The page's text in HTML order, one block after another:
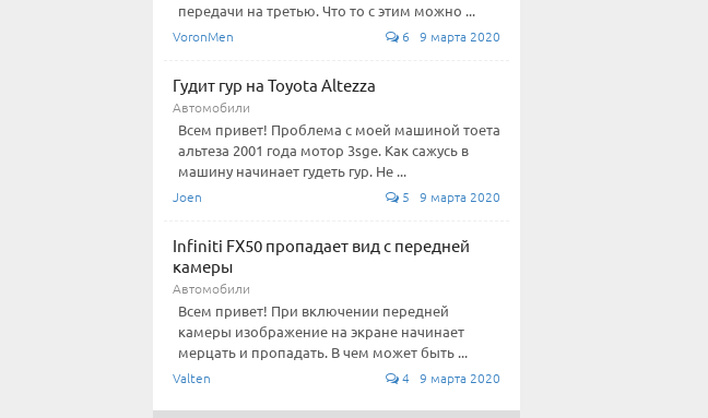
передачи на третью. Что то с этим можно ...
VoronMen 6 9 марта 2020
Гудит гур на Toyota Altezza
Автомобили
Всем привет! Проблема с моей машиной тоета
альтеза 2001 года мотор 3sge. Как сажусь в
машину начинает гудеть гур. Не ...
Joen 5 9 марта 2020
Infiniti FX50 пропадает вид с передней
камеры
Автомобили
Всем привет! При включении передней
камеры изображение на экране начинает
мерцать и пропадать. В чем может быть ...
Valten 4 9 марта 2020